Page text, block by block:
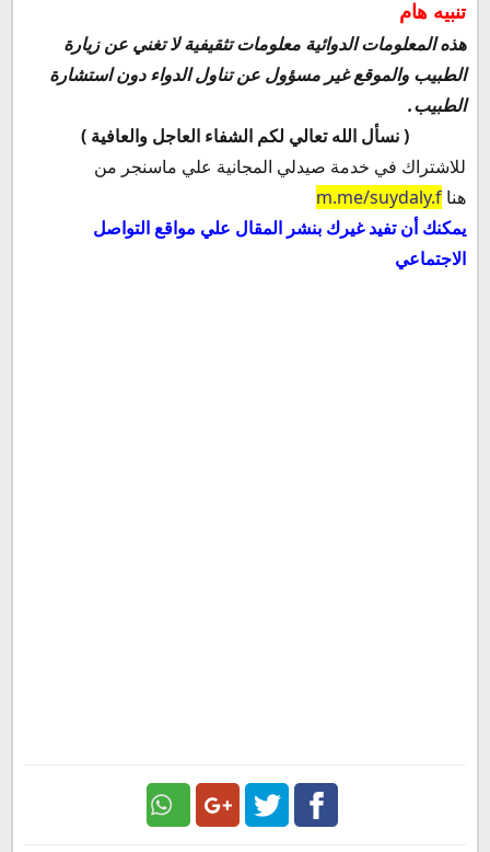
تنبيه هام
هذه المعلومات الدوائية معلومات تثقيفية لا تغني عن زيارة
الطبيب والموقع غير مسؤول عن تناول الدواء دون استشارة
الطبيب.
( نسأل الله تعالي لكم الشفاء العاجل والعافية )
للاشتراك في خدمة صيدلي المجانية علي ماسنجر من
هنا m.me/suydaly.f
يمكنك أن تفيد غيرك بنشر المقال علي مواقع التواصل
الاجتماعي